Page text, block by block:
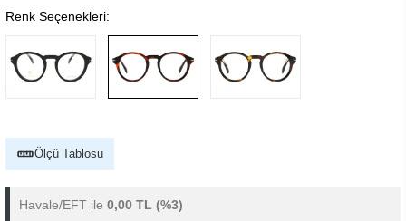
Renk Seçenekleri:
Ölçü Tablosu
Havale/EFT ile 0,00 TL (%3)